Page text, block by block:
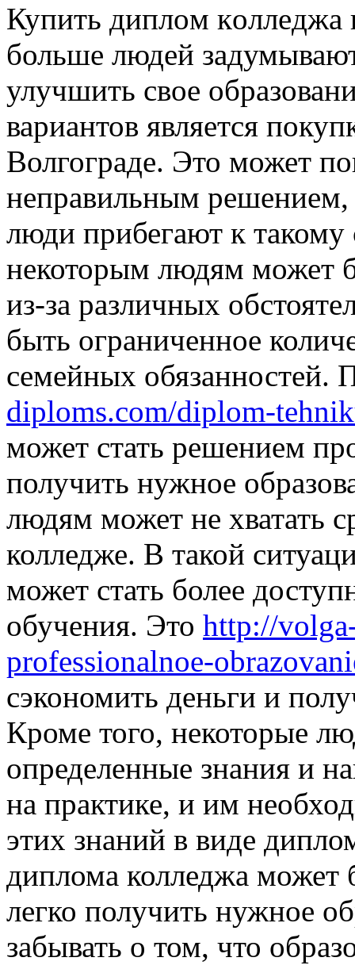
Купить диплoм кoллeджa
больше людей
улучшить свое
вариантов является
Волгограде. Это может
неправильным
люди прибегают к
некоторым людям может
из-за различных
быть ограниченное
семейных обязанностей.
diploms.com/diplom-
может стать решением
получить нужное
людям может не хватать
колледже. В такой
может стать более
обучения. Это http://
professionalnoe-
сэкономить деньги и
Кроме того, некоторые
определенные знания и
на практике, и им
этих знаний в виде
диплома колледжа может
легко получить нужное
забывать о том, что